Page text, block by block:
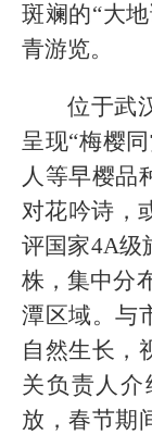
斑斓的“大
青游览。
位于武
呈现“梅樱
人等早樱品
对花吟诗，
评国家4A级
株，集中分
潭区域。与
自然生长，
关负责人
放，春节期